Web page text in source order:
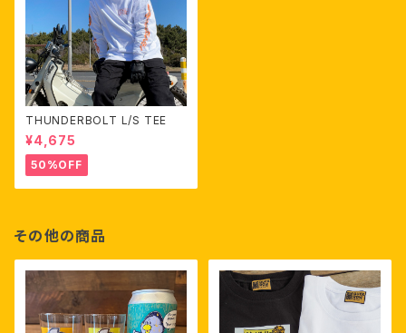
THUNDERBOLT L/S TEE
¥4,675
50%OFF
その他の商品